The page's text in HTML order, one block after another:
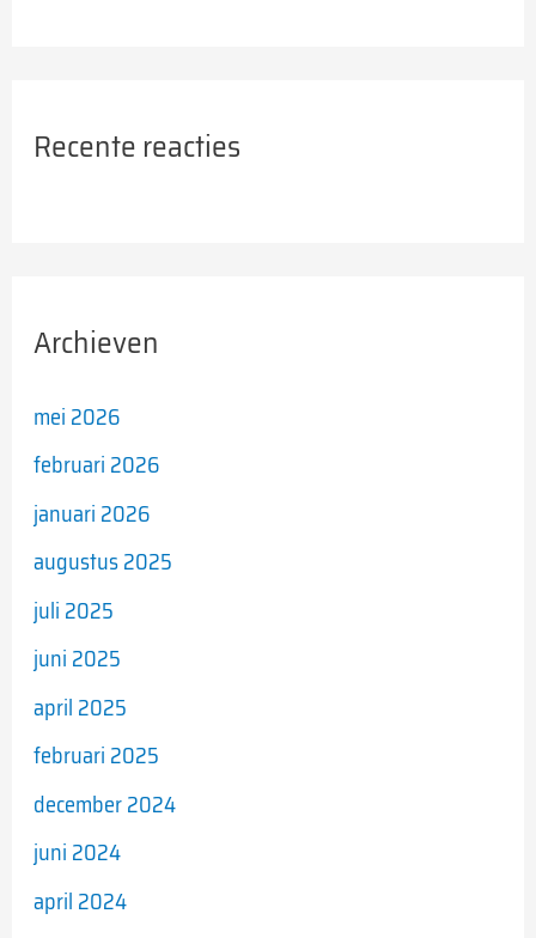
Recente reacties
Archieven
mei 2026
februari 2026
januari 2026
augustus 2025
juli 2025
juni 2025
april 2025
februari 2025
december 2024
juni 2024
april 2024